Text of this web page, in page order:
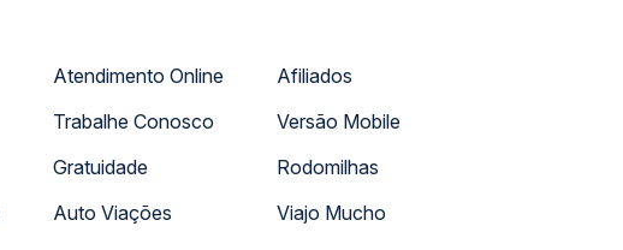
Atendimento Online
Trabalhe Conosco
Gratuidade
Auto Viações
Afiliados
Versão Mobile
Rodomilhas
Viajo Mucho